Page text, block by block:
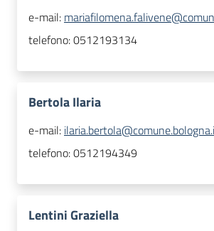
e-mail:
telefono:0512193134
Bertola Ilaria
e-mail:
telefono:0512194349
Lentini Graziella